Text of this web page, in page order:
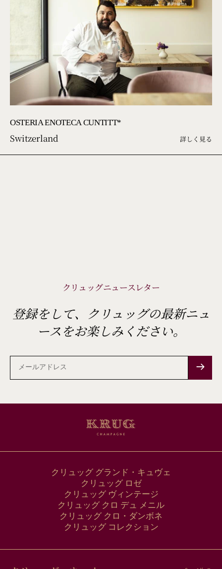
OSTERIA ENOTECA CUNTITT*
Switzerland 詳しく見る
クリュッグニュースレター
登録をして、クリュッグの最新ニュ
ースをお楽しみください。
メ
ー
ル
ア
ド
クリュッグ グランド・キュヴェ
クリュッグ ロゼ
クリュッグ ヴィンテージ
クリュッグ クロ デュ メニル
クリュッグ クロ・ダンボネ
クリュッグ コレクション